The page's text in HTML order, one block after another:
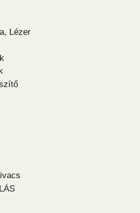
Lézer